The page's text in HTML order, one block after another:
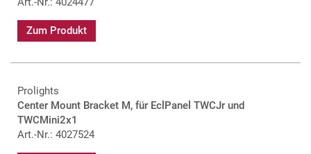
Zum Produkt
Prolights
Center Mount Bracket M, für EclPanel TWCJr und
TWCMini2x1
Art.-Nr.: 4027524